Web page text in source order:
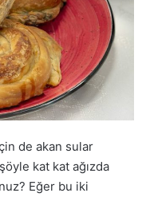
de akan sular
kat kat ağızda
Eğer bu iki